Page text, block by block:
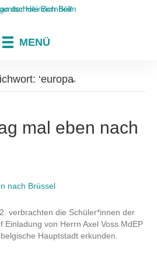
MENÜ
‘europa̵
mal eben nach
verbrachten die Schüler*innen der
Einladung von Herrn Axel Voss MdEP
Hauptstadt erkunden.